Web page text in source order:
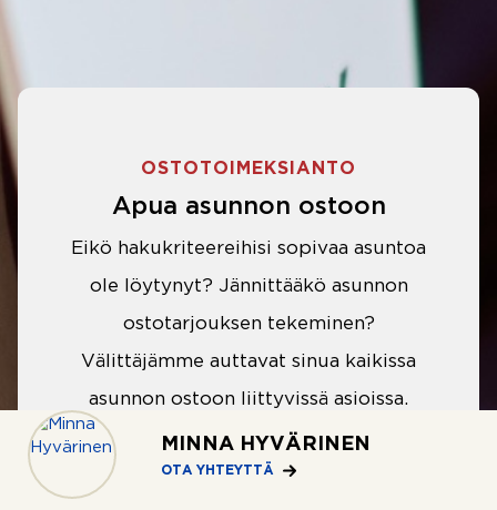
MINNA HYVÄRINEN
OTA YHTEYTTÄ
OSTOTOIMEKSIANTO
Apua asunnon ostoon
Eikö hakukriteereihisi sopivaa asuntoa
ole löytynyt? Jännittääkö asunnon
ostotarjouksen tekeminen?
Välittäjämme auttavat sinua kaikissa
asunnon ostoon liittyvissä asioissa.
LUE LISÄÄ